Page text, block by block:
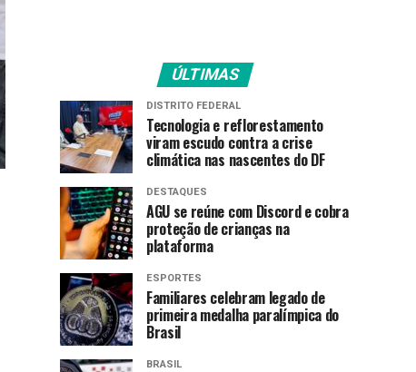
ÚLTIMAS
DISTRITO FEDERAL
Tecnologia e reflorestamento
viram escudo contra a crise
climática nas nascentes do DF
DESTAQUES
AGU se reúne com Discord e cobra
proteção de crianças na
plataforma
ESPORTES
Familiares celebram legado de
primeira medalha paralímpica do
Brasil
BRASIL